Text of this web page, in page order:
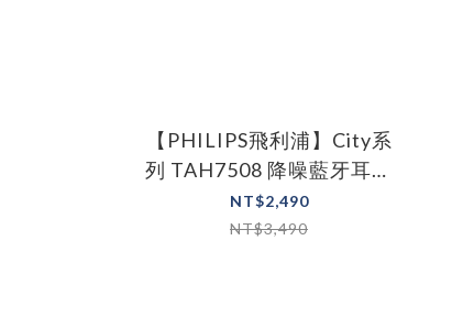
【PHILIPS飛利浦】City系
列 TAH7508 降噪藍牙耳罩
式耳機
NT$2,490
NT$3,490